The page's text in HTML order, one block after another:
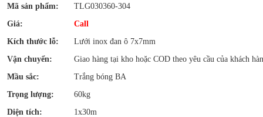
Mã sản phẩm:
TLG030360-304
Giá:
Call
Kích thước lỗ:
Lưới inox đan ô 7x7mm
Vận chuyển:
Giao hàng tại kho hoặc COD theo yêu cầu của khách
Mầu sắc:
Trắng bóng BA
Trọng lượng:
60kg
Diện tích:
1x30m